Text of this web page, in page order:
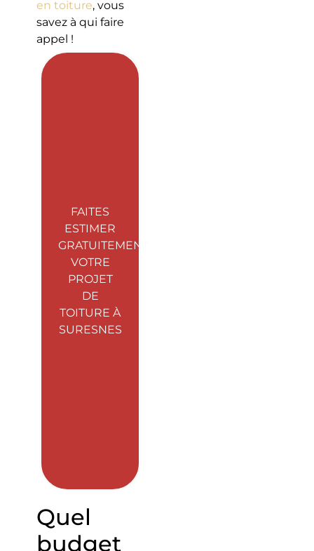
en toiture, vous
savez à qui faire
appel !
FAITES
ESTIMER
GRATUITEMENT
VOTRE
PROJET
DE
TOITURE À
SURESNES
Quel
budget